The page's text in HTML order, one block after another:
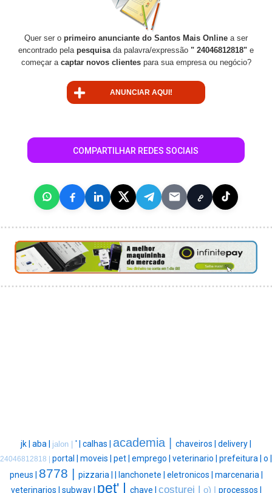
Quer ser o primeiro anunciante do Santos Mais Online a ser
encontrado pela pesquisada palavra/expressão " 24046812818" e
começar a captar novos clientes para sua empresa ou negócio?
ANUNCIAR AQUI!
COMPARTILHAR REDES SOCIAIS
jk | aba | jalon | ' | calhas | academia | chaveiros | delivery |
24046812818 | portal | moveis | pet | emprego | veterinario | prefeitura | o |
pneus | 8778 | pizzaria | lanchonete | eletronicos | marcenaria |
veterinarios | subway | pet' | chave | costurei | o) | processos |